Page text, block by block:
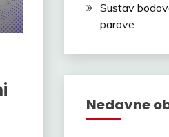
Sustav
parove
Nedavne